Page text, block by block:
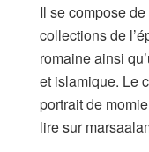
Il se compose
collections de
romaine ainsi
et islamique. Le
portrait de
lire sur